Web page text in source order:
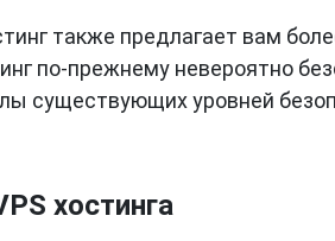
также предлагает вам
по-прежнему невероятно
существующих уровней
хостинга